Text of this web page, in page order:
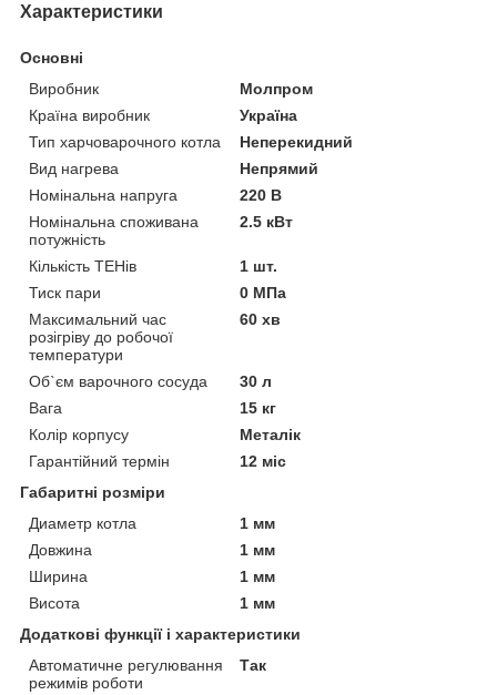
Характеристики
Основні
Виробник
Молпром
Країна виробник
Україна
Тип харчоварочного котла
Неперекидний
Вид нагрева
Непрямий
Номінальна напруга
220 В
Номінальна споживана
потужність
2.5 кВт
Кількість ТЕНів
1 шт.
Тиск пари
0 МПа
Максимальний час
розігріву до робочої
температури
60 хв
Об`єм варочного сосуда
30 л
Вага
15 кг
Колір корпусу
Металік
Гарантійний термін
12 міс
Габаритні розміри
Диаметр котла
1 мм
Довжина
1 мм
Ширина
1 мм
Висота
1 мм
Додаткові функції і характеристики
Автоматичне регулювання
режимів роботи
Так